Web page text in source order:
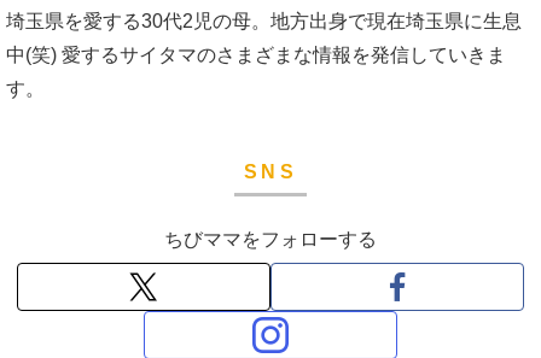
埼玉県を愛する30代2児の母。地方出身で現在埼玉県に生息
中(笑) 愛するサイタマのさまざまな情報を発信していきま
す。
SNS
ちびママをフォローする